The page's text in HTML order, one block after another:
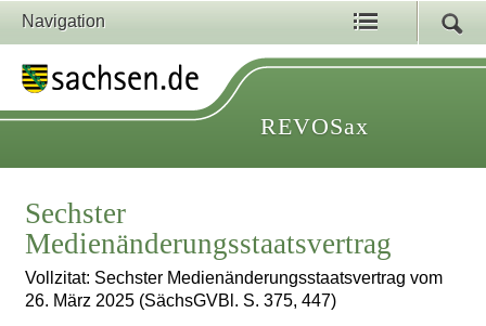
Navigation
REVOSax
Sechster
Medienänderungsstaatsvertrag
Vollzitat: Sechster Medienänderungsstaatsvertrag vom
26. März 2025 (SächsGVBl. S. 375, 447)